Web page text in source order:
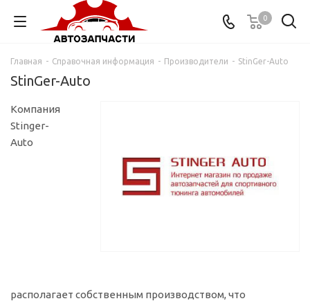
0
Главная - Справочная информация - Производители - StinGer-Auto
StinGer-Auto
Компания
Stinger-
Auto
располагает собственным производством, что